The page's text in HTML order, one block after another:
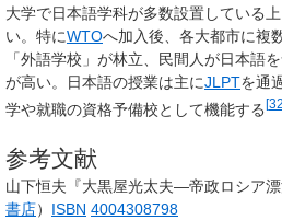
大学で日本語学科が多数設置している
い。特にWTOへ加入後、各大都市に複
「外語学校」が林立、民間人が日本語
が高い。日本語の授業は主にJLPTを通
学や就職の資格予備校として機能する[32
参考文献
山下恒夫『大黒屋光太夫―帝政ロシア
書店） ISBN 4004308798